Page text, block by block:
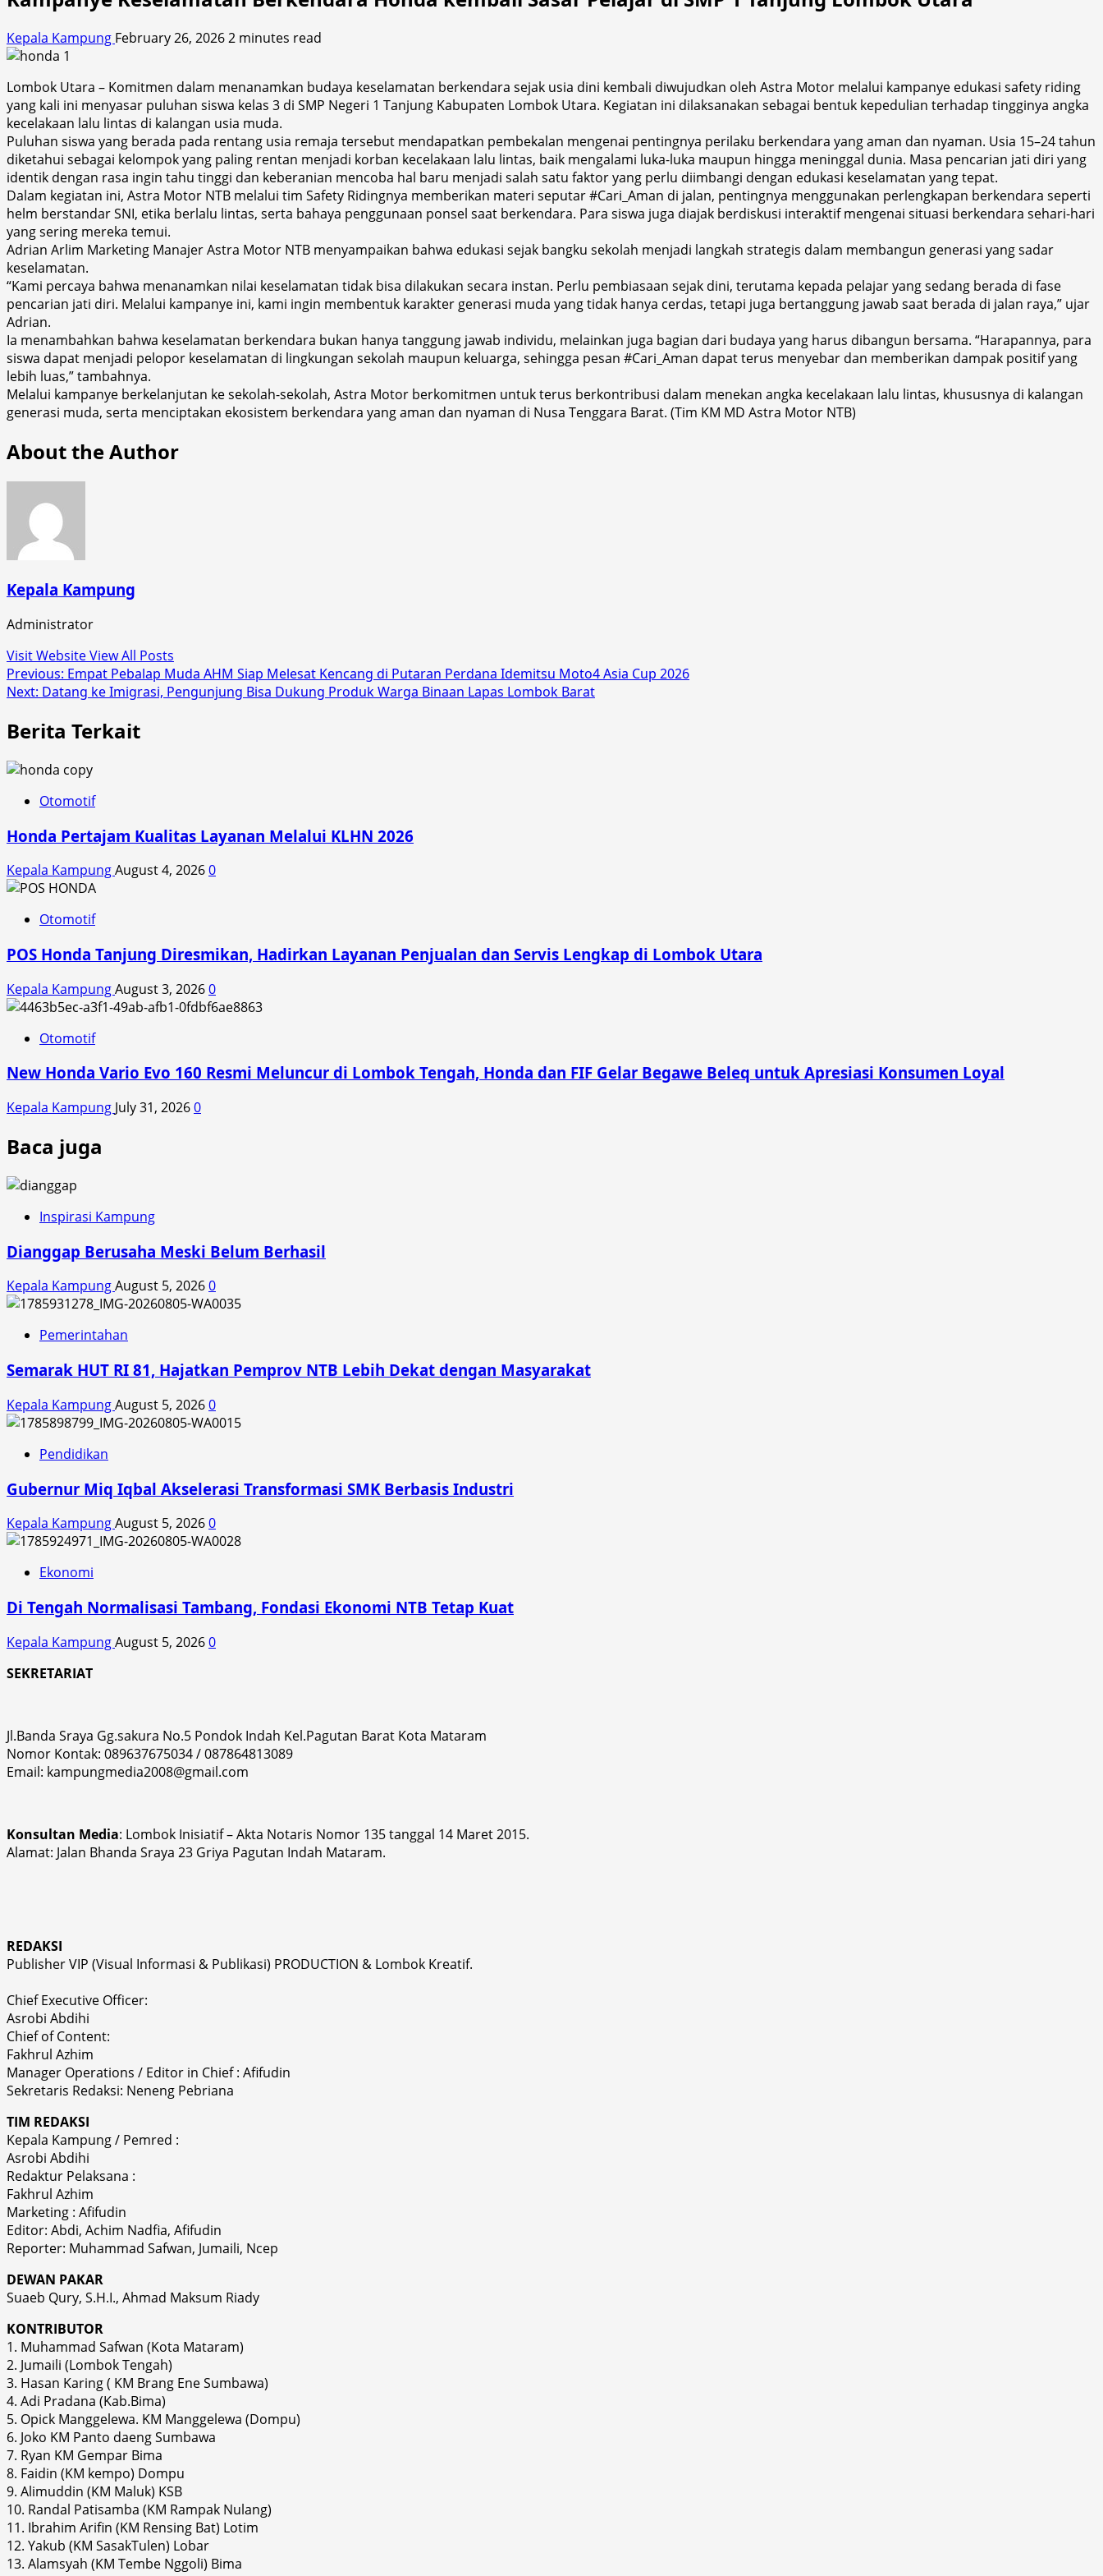
Kepala Kampung February 26, 20262 minutes read
Lombok Utara – Komitmen dalam menanamkan budaya keselamatan berkendara sejak usia dini kembali diwujudkan oleh Astra Motor melalui kampanye edukasi safety riding
yang kali ini menyasar puluhan siswa kelas 3 di SMP Negeri 1 Tanjung Kabupaten Lombok Utara. Kegiatan ini dilaksanakan sebagai bentuk kepedulian terhadap tingginya angka
kecelakaan lalu lintas di kalangan usia muda.
Puluhan siswa yang berada pada rentang usia remaja tersebut mendapatkan pembekalan mengenai pentingnya perilaku berkendara yang aman dan nyaman. Usia 15–24 tahun
diketahui sebagai kelompok yang paling rentan menjadi korban kecelakaan lalu lintas, baik mengalami luka-luka maupun hingga meninggal dunia. Masa pencarian jati diri yang
identik dengan rasa ingin tahu tinggi dan keberanian mencoba hal baru menjadi salah satu faktor yang perlu diimbangi dengan edukasi keselamatan yang tepat.
Dalam kegiatan ini, Astra Motor NTB melalui tim Safety Ridingnya memberikan materi seputar #Cari_Aman di jalan, pentingnya menggunakan perlengkapan berkendara seperti
helm berstandar SNI, etika berlalu lintas, serta bahaya penggunaan ponsel saat berkendara. Para siswa juga diajak berdiskusi interaktif mengenai situasi berkendara sehari-hari
yang sering mereka temui.
Adrian Arlim Marketing Manajer Astra Motor NTB menyampaikan bahwa edukasi sejak bangku sekolah menjadi langkah strategis dalam membangun generasi yang sadar
keselamatan.
“Kami percaya bahwa menanamkan nilai keselamatan tidak bisa dilakukan secara instan. Perlu pembiasaan sejak dini, terutama kepada pelajar yang sedang berada di fase
pencarian jati diri. Melalui kampanye ini, kami ingin membentuk karakter generasi muda yang tidak hanya cerdas, tetapi juga bertanggung jawab saat berada di jalan raya,” ujar
Adrian.
Ia menambahkan bahwa keselamatan berkendara bukan hanya tanggung jawab individu, melainkan juga bagian dari budaya yang harus dibangun bersama. “Harapannya, para
siswa dapat menjadi pelopor keselamatan di lingkungan sekolah maupun keluarga, sehingga pesan #Cari_Aman dapat terus menyebar dan memberikan dampak positif yang
lebih luas,” tambahnya.
Melalui kampanye berkelanjutan ke sekolah-sekolah, Astra Motor berkomitmen untuk terus berkontribusi dalam menekan angka kecelakaan lalu lintas, khususnya di kalangan
generasi muda, serta menciptakan ekosistem berkendara yang aman dan nyaman di Nusa Tenggara Barat. (Tim KM MD Astra Motor NTB)
About the Author
Kepala Kampung
Administrator
Visit WebsiteView All Posts
Post
navigation
Previous: Empat Pebalap Muda AHM Siap Melesat Kencang di Putaran Perdana Idemitsu Moto4 Asia Cup 2026
Next: Datang ke Imigrasi, Pengunjung Bisa Dukung Produk Warga Binaan Lapas Lombok Barat
Berita Terkait
Otomotif
Honda Pertajam Kualitas Layanan Melalui KLHN 2026
Kepala KampungAugust 4, 20260
Otomotif
POS Honda Tanjung Diresmikan, Hadirkan Layanan Penjualan dan Servis Lengkap di Lombok Utara
Kepala KampungAugust 3, 20260
Otomotif
New Honda Vario Evo 160 Resmi Meluncur di Lombok Tengah, Honda dan FIF Gelar Begawe Beleq untuk Apresiasi Konsumen Loyal
Kepala Kampung July 31, 20260
Baca juga
Inspirasi Kampung
Dianggap Berusaha Meski Belum Berhasil
Kepala KampungAugust 5, 20260
Pemerintahan
Semarak HUT RI 81, Hajatkan Pemprov NTB Lebih Dekat dengan Masyarakat
Kepala KampungAugust 5, 20260
Pendidikan
Gubernur Miq Iqbal Akselerasi Transformasi SMK Berbasis Industri
Kepala KampungAugust 5, 20260
Ekonomi
Di Tengah Normalisasi Tambang, Fondasi Ekonomi NTB Tetap Kuat
Kepala KampungAugust 5, 20260
SEKRETARIAT
Jl.Banda Sraya Gg.sakura No.5 Pondok Indah Kel.Pagutan Barat Kota Mataram
Nomor Kontak: 089637675034 / 087864813089
Email: kampungmedia2008@gmail.com
Konsultan Media: Lombok Inisiatif – Akta Notaris Nomor 135 tanggal 14 Maret 2015.
Alamat: Jalan Bhanda Sraya 23 Griya Pagutan Indah Mataram.
REDAKSI
Publisher VIP (Visual Informasi & Publikasi) PRODUCTION & Lombok Kreatif.
Chief Executive Officer:
Asrobi Abdihi
Chief of Content:
Fakhrul Azhim
Manager Operations / Editor in Chief : Afifudin
Sekretaris Redaksi: Neneng Pebriana
TIM REDAKSI
Kepala Kampung / Pemred :
Asrobi Abdihi
Redaktur Pelaksana :
Fakhrul Azhim
Marketing : Afifudin
Editor: Abdi, Achim Nadfia, Afifudin
Reporter: Muhammad Safwan, Jumaili, Ncep
DEWAN PAKAR
Suaeb Qury, S.H.I., Ahmad Maksum Riady
KONTRIBUTOR
1. Muhammad Safwan (Kota Mataram)
2. Jumaili (Lombok Tengah)
3. Hasan Karing ( KM Brang Ene Sumbawa)
4. Adi Pradana (Kab.Bima)
5. Opick Manggelewa. KM Manggelewa (Dompu)
6. Joko KM Panto daeng Sumbawa
7. Ryan KM Gempar Bima
8. Faidin (KM kempo) Dompu
9. Alimuddin (KM Maluk) KSB
10. Randal Patisamba (KM Rampak Nulang)
11. Ibrahim Arifin (KM Rensing Bat) Lotim
12. Yakub (KM SasakTulen) Lobar
13. Alamsyah (KM Tembe Nggoli) Bima